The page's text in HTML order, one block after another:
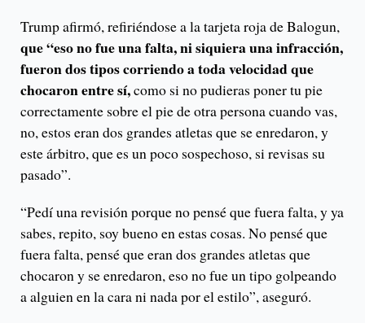
Trump afirmó, refiriéndose a la tarjeta roja de Balogun,
que “eso no fue una falta, ni siquiera una infracción,
fueron dos tipos corriendo a toda velocidad que
chocaron entre sí,como si no pudieras poner tu pie
correctamente sobre el pie de otra persona cuando vas,
no, estos eran dos grandes atletas que se enredaron, y
este árbitro, que es un poco sospechoso, si revisas su
pasado”.
“Pedí una revisión porque no pensé que fuera falta, y ya
sabes, repito, soy bueno en estas cosas. No pensé que
fuera falta, pensé que eran dos grandes atletas que
chocaron y se enredaron, eso no fue un tipo golpeando
a alguien en la cara ni nada por el estilo”, aseguró.